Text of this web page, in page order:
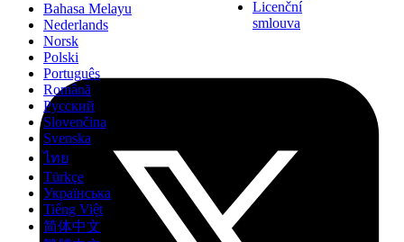
Bahasa Melayu
Nederlands
Norsk
Polski
Português
Română
Русский
Slovenčina
Svenska
ไทย
Türkçe
Українська
Tiếng Việt
简体中文
Licenční
smlouva